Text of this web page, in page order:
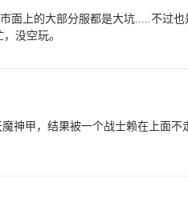
面上的大部分服都是大坑.....不过
没空玩。
神甲，结果被一个战士赖在上面